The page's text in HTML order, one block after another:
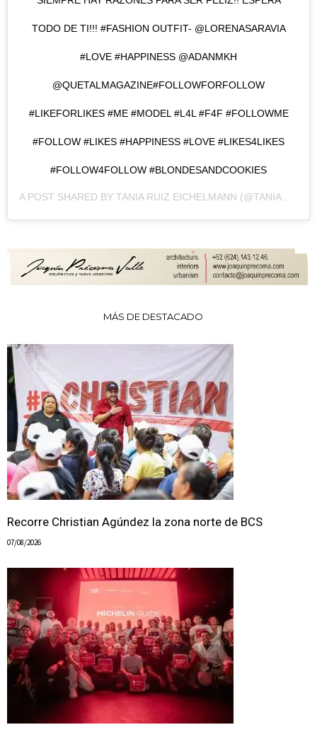
TODO DE TI!!! #FASHION OUTFIT- @LORENASARAVIA
#LOVE #HAPPINESS @ADANMKH
@QUETALMAGAZINE#FOLLOWFORFOLLOW
#LIKEFORLIKES #ME #MODEL #L4L #F4F #FOLLOWME
#FOLLOW #LIKES #HAPPINESS #LOVE #LIKES4LIKES
#FOLLOW4FOLLOW #BLONDESANDCOOKIES
A POST SHARED BY TANIA RUIZ EICHELMANN (@TANIARUIZE) ON
MÁS DE DESTACADO
Recorre Christian Agúndez la zona norte de BCS
07/08/2026